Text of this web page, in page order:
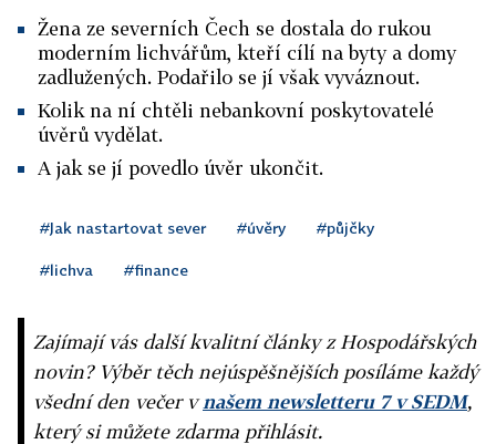
Žena ze severních Čech se dostala do rukou
moderním lichvářům, kteří cílí na byty a domy
zadlužených. Podařilo se jí však vyváznout.
Kolik na ní chtěli nebankovní poskytovatelé
úvěrů vydělat.
A jak se jí povedlo úvěr ukončit.
#Jak nastartovat sever #úvěry #půjčky
#lichva #finance
Zajímají vás další kvalitní články z Hospodářských
novin? Výběr těch nejúspěšnějších posíláme každý
všední den večer vnašem newsletteru 7 v SEDM,
který si můžete zdarma přihlásit.